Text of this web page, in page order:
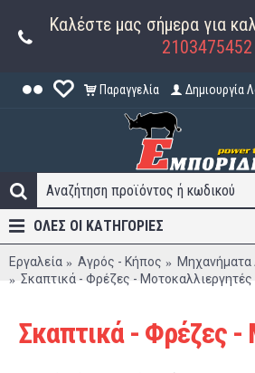
Καλέστε μας σήμερα για
2103475452
Παραγγελία Δημιουργία
ΟΛΕΣ ΟΙ ΚΑΤΗΓΟΡΊΕΣ
Εργαλεία Αγρός - Κήπος
Μηχανήματα
Σκαπτικά - Φρέζες - Μοτοκαλλιεργητές
Σκαπτικά - Φρέζες -